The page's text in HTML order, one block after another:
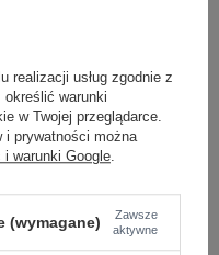
realizacji usług zgodnie z
określić warunki
w Twojej przeglądarce.
i prywatności można
i warunki Google.
(wymagane)
Zawsze
aktywne